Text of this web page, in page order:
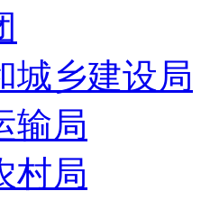
城乡建设局
输局
村局